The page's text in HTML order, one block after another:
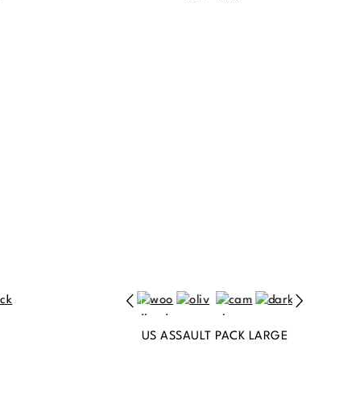
US ASSAULT PACK LARGE